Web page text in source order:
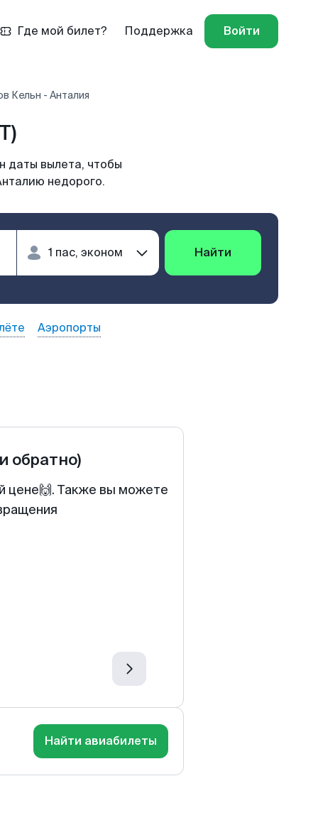
Где мой билет? Поддержка Войти
Кельн - Анталия
даты вылета, чтобы
недорого.
Найти
Аэропорты
обратно)
цене🙌. Также вы можете
Найти авиабилеты